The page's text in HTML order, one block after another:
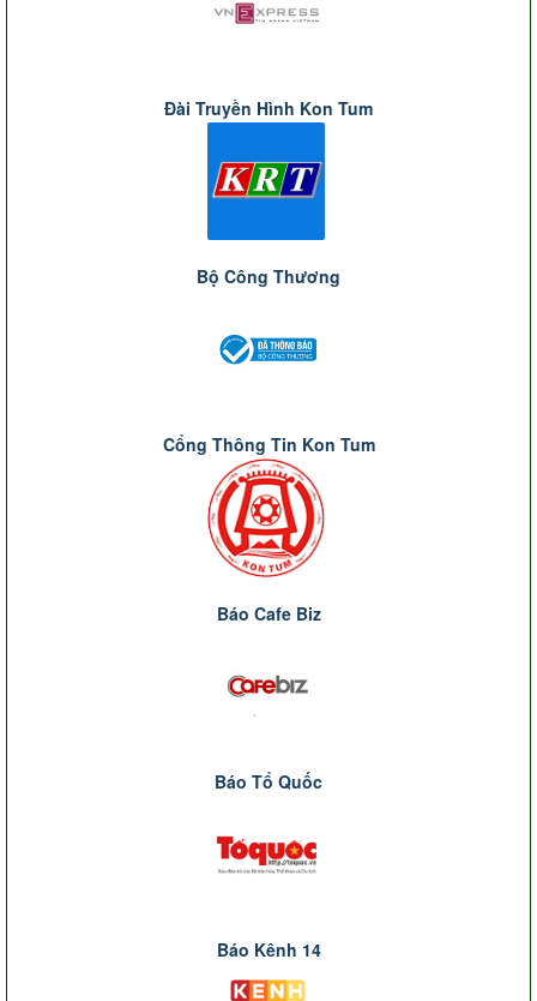
Đài Truyền Hình Kon Tum
Bộ Công Thương
Cổng Thông Tin Kon Tum
Báo Cafe Biz
Báo Tổ Quốc
Báo Kênh 14